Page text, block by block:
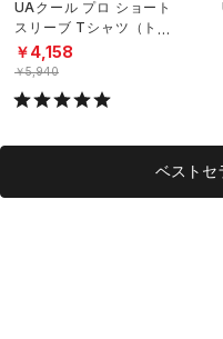
UAクール プロ ショート
スリーブ Tシャツ（トレ
ーニング/MEN）
￥4,158
￥5,940
ベストセ